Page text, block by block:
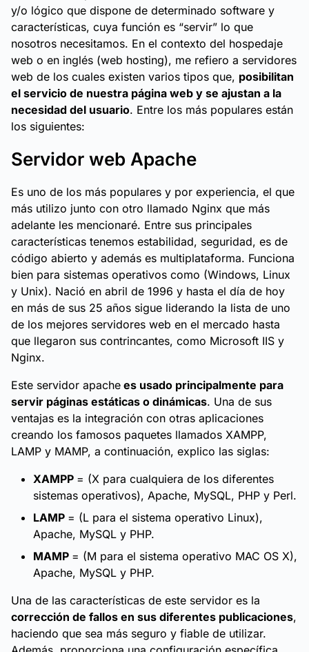
y/o lógico que dispone de determinado software y
características, cuya función es “servir” lo que
nosotros necesitamos. En el contexto del hospedaje
web o en inglés (web hosting), me refiero a servidores
web de los cuales existen varios tipos que, posibilitan
el servicio de nuestra página web y se ajustan a la
necesidad del usuario. Entre los más populares están
los siguientes:
Servidor web Apache
Es uno de los más populares y por experiencia, el que
más utilizo junto con otro llamado Nginx que más
adelante les mencionaré. Entre sus principales
características tenemos estabilidad, seguridad, es de
código abierto y además es multiplataforma. Funciona
bien para sistemas operativos como (Windows, Linux
y Unix). Nació en abril de 1996 y hasta el día de hoy
en más de sus 25 años sigue liderando la lista de uno
de los mejores servidores web en el mercado hasta
que llegaron sus contrincantes, como Microsoft IIS y
Nginx.
Este servidor apache es usado principalmente para
servir páginas estáticas o dinámicas. Una de sus
ventajas es la integración con otras aplicaciones
creando los famosos paquetes llamados XAMPP,
LAMP y MAMP, a continuación, explico las siglas:
XAMPP = (X para cualquiera de los diferentes
sistemas operativos), Apache, MySQL, PHP y Perl.
LAMP = (L para el sistema operativo Linux),
Apache, MySQL y PHP.
MAMP = (M para el sistema operativo MAC OS X),
Apache, MySQL y PHP.
Una de las características de este servidor es la
corrección de fallos en sus diferentes publicaciones,
haciendo que sea más seguro y fiable de utilizar.